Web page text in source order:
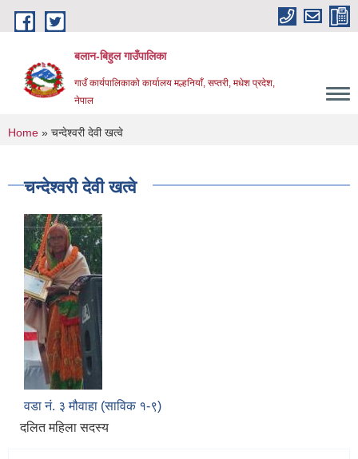
Skip to main content
बलान-बिहुल गाउँपालिका
गाउँ कार्यपालिकाको कार्यालय मल्हनियाँ, सप्तरी, मधेश प्रदेश,
नेपाल
You are here
Home » चन्देश्वरी देवी खत्वे
चन्देश्वरी देवी खत्वे
वडा नं. ३ मौवाहा (साविक १-९)
दलित महिला सदस्य